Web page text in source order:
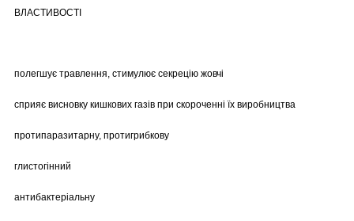
ВЛАСТИВОСТІ
полегшує травлення, стимулює секрецію жовчі
сприяє висновку кишкових газів при скороченні їх виробництва
протипаразитарну, протигрибкову
глистогінний
антибактеріальну